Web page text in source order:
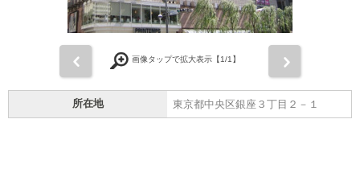
画像タップで拡大表示【1/1】
所在地 東京都中央区銀座３丁目２－１